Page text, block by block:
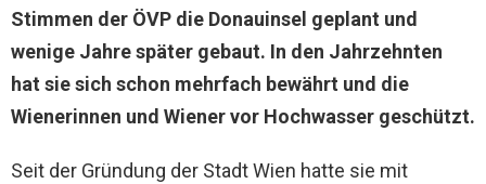
Stimmen der ÖVP die Donauinsel geplant und
wenige Jahre später gebaut. In den Jahrzehnten
hat sie sich schon mehrfach bewährt und die
Wienerinnen und Wiener vor Hochwasser geschützt.
Seit der Gründung der Stadt Wien hatte sie mit